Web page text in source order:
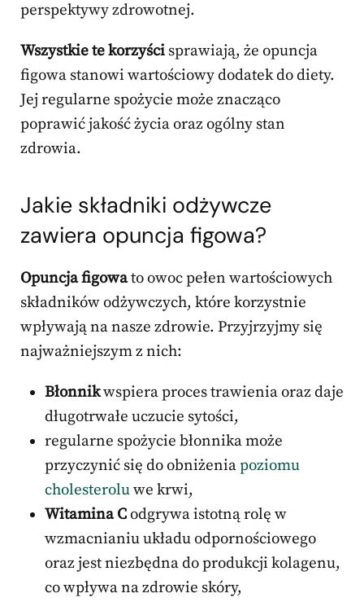
perspektywy zdrowotnej.
Wszystkie te korzyści sprawiają, że opuncja
figowa stanowi wartościowy dodatek do diety.
Jej regularne spożycie może znacząco
poprawić jakość życia oraz ogólny stan
zdrowia.
Jakie składniki odżywcze
zawiera opuncja figowa?
Opuncja figowato owoc pełen wartościowych
składników odżywczych, które korzystnie
wpływają na nasze zdrowie. Przyjrzyjmy się
najważniejszym z nich:
Błonnikwspiera proces trawienia oraz daje
długotrwałe uczucie sytości,
regularne spożycie błonnika może
przyczynić się do obniżeniapoziomu
cholesteroluwe krwi,
Witamina Codgrywa istotną rolę w
wzmacnianiu układu odpornościowego
oraz jest niezbędna do produkcji kolagenu,
co wpływa na zdrowie skóry,